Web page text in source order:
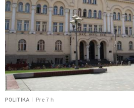
POLITIKA Pre 7 h